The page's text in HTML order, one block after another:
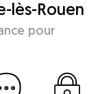
lès-Rouen
pour